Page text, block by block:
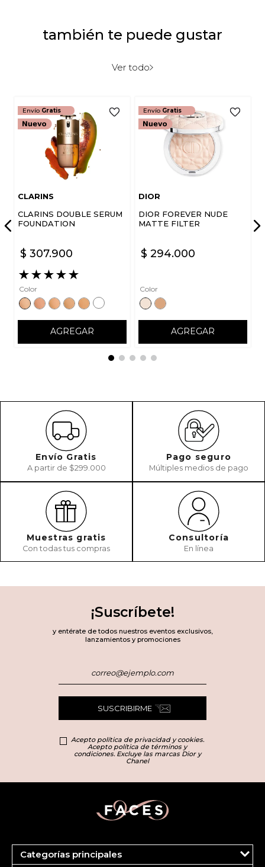
también te puede gustar
Ver todo
Envío Gratis
CLARINS
CLARINS DOUBLE SERUM
FOUNDATION
$ 307.900
★★★★★
Color
AGREGAR
Envío Gratis
DIOR
DIOR FOREVER NUDE
MATTE FILTER
$ 294.000
Color
AGREGAR
Envío Gratis
A partir de $299.000
Pago seguro
Múltiples medios de pago
Muestras gratis
Con todas tus compras
Consultoría
En línea
¡Suscríbete!
y entérate de todos nuestros eventos exclusivos,
lanzamientos y promociones
SUSCRIBIRME
Acepto política de privacidad y cookies.
Acepto política de términos y
condiciones. Excluye las marcas Dior y
Chanel
Categorías principales